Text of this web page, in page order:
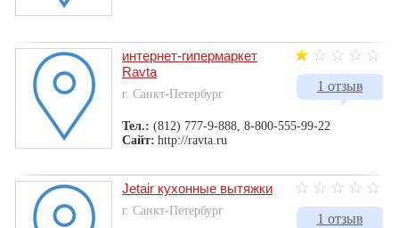
1 отзыв
интернет-гипермаркет
Ravta
г. Санкт-Петербург
Тел.: (812) 777-9-888, 8-800-555-99-22
Сайт: http://ravta.ru
1 отзыв
Jetair кухонные вытяжки
г. Санкт-Петербург